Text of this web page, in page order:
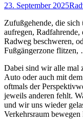
23. September 2025
Zufußgehende, die sich
aufregen,
Radweg beschweren,
Fußgängerzone
Dabei sind wir alle mal
Auto oder auch mit
oftmals der
jeweils anderen fehlt.
und wir uns wieder
Verkehrsraum bewegen